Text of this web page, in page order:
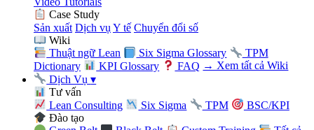
Case Study
Sản xuất Dịch vụ Y tế Chuyển đổi số
Wiki
Thuật ngữ Lean
Six Sigma Glossary
TPM
Dictionary
KPI Glossary FAQ → Xem tất cả Wiki
Dịch Vụ▾
Tư vấn
Lean Consulting
Six Sigma TPM
BSC/KPI
Đào tạo